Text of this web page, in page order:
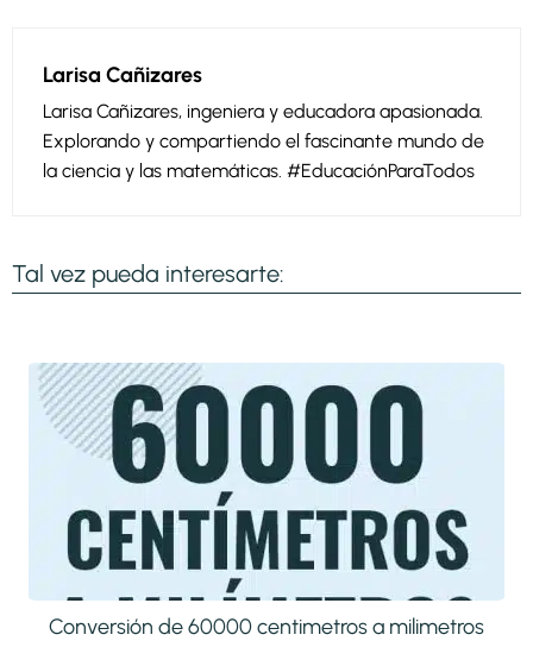
Larisa Cañizares
Larisa Cañizares, ingeniera y educadora apasionada.
Explorando y compartiendo el fascinante mundo de
la ciencia y las matemáticas. #EducaciónParaTodos
Tal vez pueda interesarte:
Conversión de 60000 centimetros a milimetros